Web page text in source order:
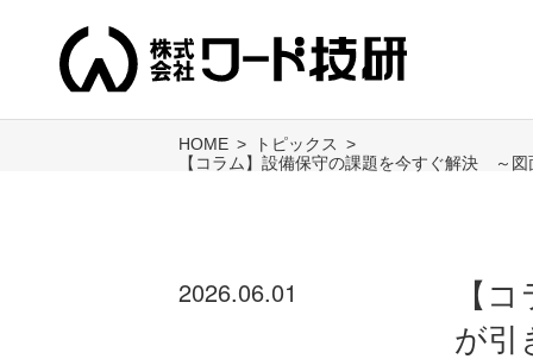
HOME
トピックス
【コラム】設備保守の課題を今すぐ解決 ～
2026.06.01
【
が引